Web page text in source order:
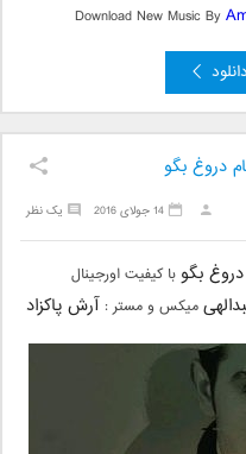
Download New Music By
دروغ بگو
یک نظر 14 جولای 2016
دروغ بگوبا کیفیت اورجینال
میکس و مستر : آرش پاکزاد